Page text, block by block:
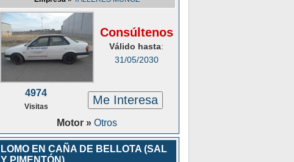
Consúltenos
Válido hasta:
31/05/2030
4974
Visitas Me Interesa
Motor » Otros
LOMO EN CAÑA DE BELLOTA (SAL
Y PIMENTÓN)